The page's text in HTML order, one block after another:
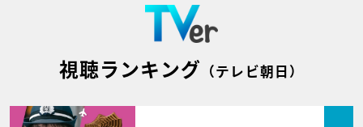
視聴ランキング （テレビ朝日）